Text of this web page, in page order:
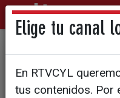
Las ferias
siempre de
Elige tu canal
En RTVCYL
tus contenidos. Por